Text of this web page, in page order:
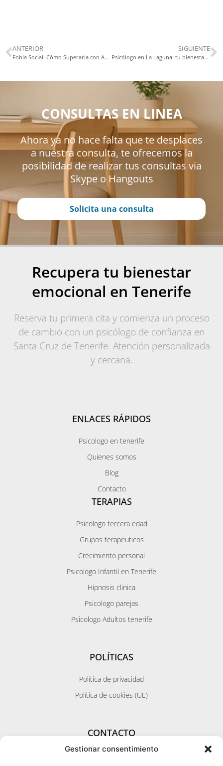
Gestionar consentimiento
ANTERIOR
Fobia Social: Cómo Superarla con Ayuda Profesional en Santa Cruz de Tenerife
SIGUIENTE
Psicólogo en La Laguna: tu bienestar emocional a un paso en Santa Cruz de Tenerife
CONSULTAS EN LINEA
Ahora ya no hace falta que te desplaces
a nuestra consulta, te ofrecemos la
posibilidad de realizar tus consultas via
Skype o Hangouts
Solicita una consulta
Recupera tu bienestar
emocional en Tenerife
Reserva tu primera cita y comienza un proceso
de cambio con un psicólogo de confianza en
Santa Cruz de Tenerife. Atención personalizada
y cercana.
ENLACES RÁPIDOS
Psicologo en tenerife
Quienes somos
Blog
Contacto
TERAPIAS
Psicologo tercera edad
Grupos terapeuticos
Crecimiento personal
Psicologo Infantil en Tenerife
Hipnosis clinica
Psicologo parejas
Psicologo Adultos tenerife
POLÍTICAS
Política de privacidad
Política de cookies (UE)
CONTACTO
Zona Santa Cruz / Metropolitana / Norte